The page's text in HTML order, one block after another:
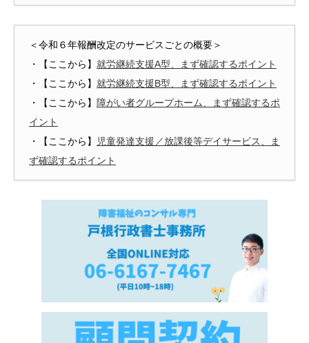
＜令和６年報酬改定のサービスごとの概要＞
・【ここから】 就労継続支援A型、まず確認するポイント
・【ここから】 就労継続支援B型、まず確認するポイント
・【ここから】 障がい者グループホーム、まず確認するポ
イント
・【ここから】
児童発達支援／放課後等デイサービス、ま
ず確認するポイント